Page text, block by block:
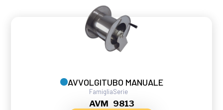
AVVOLGITUBO MANUALE
Famiglia
AVM
Serie
9813